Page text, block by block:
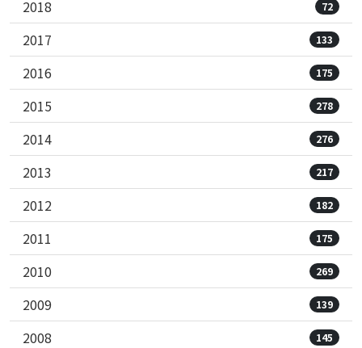
2018 72
2017 133
2016 175
2015 278
2014 276
2013 217
2012 182
2011 175
2010 269
2009 139
2008 145